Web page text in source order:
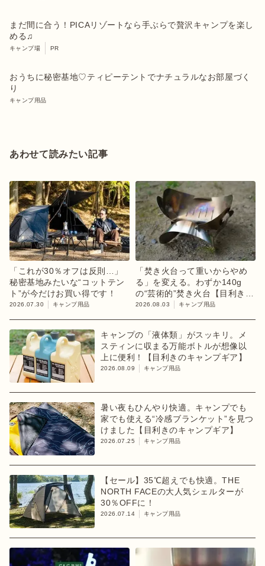
まだ間に合う！PICAリゾートなら手ぶらで贅沢キャンプを楽し
める♫
キャンプ場 PR
おうちに秘密基地♡ティピーテントでナチュラルなお部屋づく
り
キャンプ用品
あわせて読みたい記事
「これが30％オフは反則…」
秘密基地みたいな“コットテン
ト”が今だけお買い得です！
2026.07.30 キャンプ用品
「焚き火台って重いからやめ
る」を変える。わずか140g
の“芸術的”焚き火台【目利きの
キャンプギア】
2026.08.03 キャンプ用品
キャンプの「液体類」がスッキリ。メ
スティンに収まる万能ボトルが想像以
上に便利！【目利きのキャンプギア】
2026.08.09 キャンプ用品
暑い夜もひんやり快適。キャンプでも
家でも使える“冷感ブランケット”を見つ
けました【目利きのキャンプギア】
2026.07.25 キャンプ用品
【セール】35℃超えでも快適。THE
NORTH FACEの大人気シェルターが
30％OFFに！
2026.07.14 キャンプ用品